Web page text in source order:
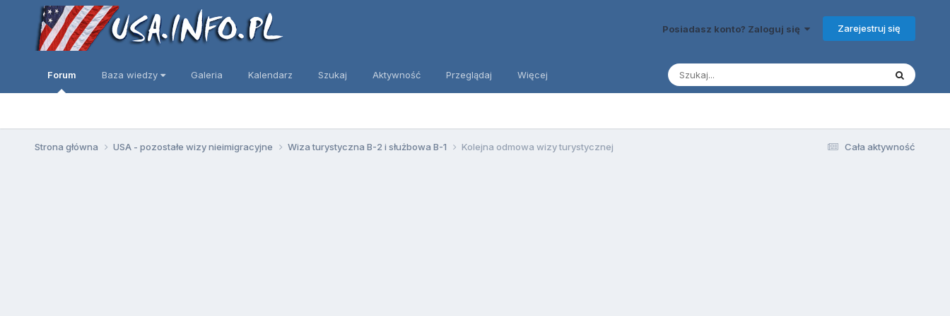
Posiadasz konto? Zaloguj się Zarejestruj się
Forum Baza wiedzy Galeria Kalendarz Szukaj Aktywność Przeglądaj Więcej
Cała aktywność
Strona główna USA - pozostałe wizy nieimigracyjne Wiza turystyczna B-2 i służbowa B-1 Kolejna odmowa wizy turystycznej